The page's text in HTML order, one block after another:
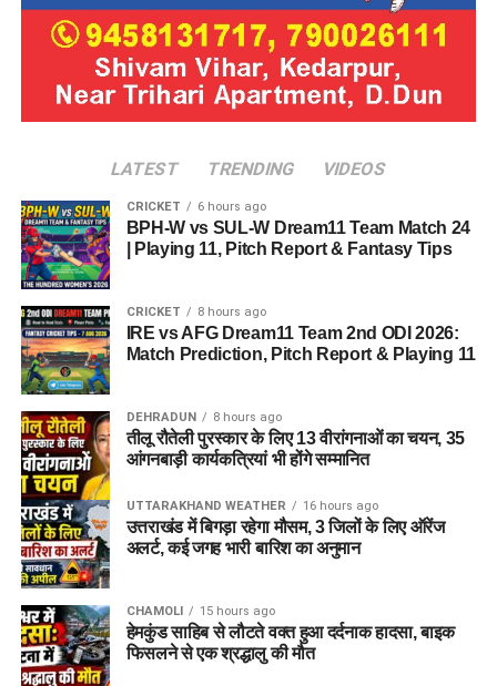
LATEST TRENDING VIDEOS
CRICKET 6 hours ago
BPH-W vs SUL-W Dream11 Team Match 24
| Playing 11, Pitch Report & Fantasy Tips
CRICKET 8 hours ago
IRE vs AFG Dream11 Team 2nd ODI 2026:
Match Prediction, Pitch Report & Playing 11
DEHRADUN 8 hours ago
तीलू रौतेली पुरस्कार के लिए 13 वीरांगनाओं का चयन, 35
आंगनबाड़ी कार्यकत्रियां भी होंगे सम्मानित
UTTARAKHAND WEATHER 16 hours ago
उत्तराखंड में बिगड़ा रहेगा मौसम, 3 जिलों के लिए ऑरेंज
अलर्ट, कई जगह भारी बारिश का अनुमान
CHAMOLI 15 hours ago
हेमकुंड साहिब से लौटते वक्त हुआ दर्दनाक हादसा, बाइक
फिसलने से एक श्रद्धालु की मौत